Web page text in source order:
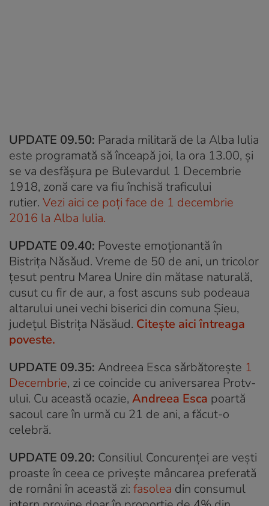
UPDATE 09.50: Parada militară de la Alba Iulia
este programată să înceapă joi, la ora 13.00, şi
se va desfăşura pe Bulevardul 1 Decembrie
1918, zonă care va fiu închisă traficului
rutier. Vezi aici ce poți face de 1 decembrie
2016 la Alba Iulia.
UPDATE 09.40: Poveste emoționantă în
Bistrița Năsăud. Vreme de 50 de ani, un tricolor
țesut pentru Marea Unire din mătase naturală,
cusut cu fir de aur, a fost ascuns sub podeaua
altarului unei vechi biserici din comuna Șieu,
județul Bistrița Năsăud. Citește aici întreaga
poveste.
UPDATE 09.35: Andreea Esca sărbătorește 1
Decembrie, zi ce coincide cu aniversarea Protv-
ului. Cu această ocazie, Andreea Esca poartă
sacoul care în urmă cu 21 de ani, a făcut-o
celebră.
UPDATE 09.20: Consiliul Concurenței are vești
proaste în ceea ce privește mâncarea preferată
de români în această zi: fasolea din consumul